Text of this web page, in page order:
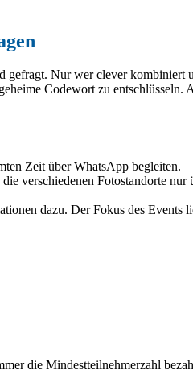
Nur wer clever kombiniert
Codewort zu entschlüsseln.
Zeit über WhatsApp begleiten.
verschiedenen Fotostandorte
dazu. Der Fokus des Events
die Mindestteilnehmerzahl